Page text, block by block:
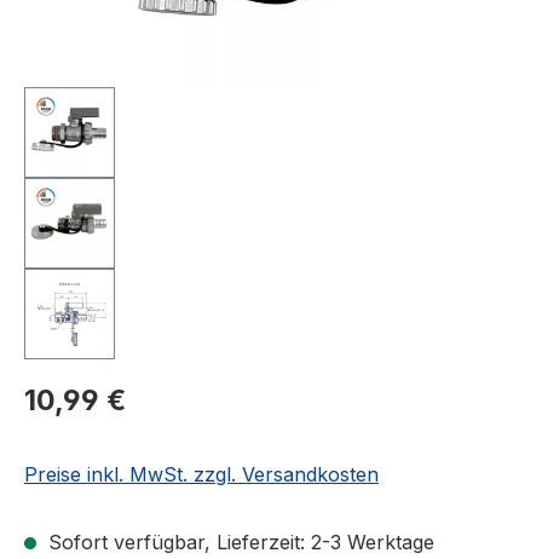
Regulärer Preis:
10,99 €
Preise inkl. MwSt. zzgl. Versandkosten
Sofort verfügbar, Lieferzeit: 2-3 Werktage